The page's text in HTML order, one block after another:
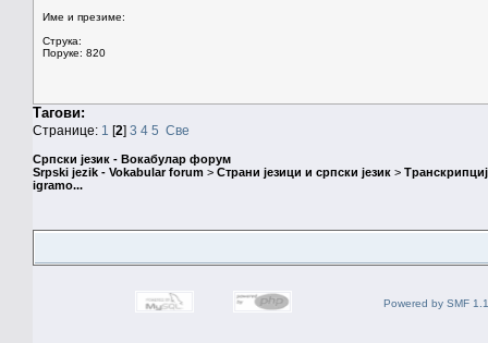
Име и презиме:
Струка:
Поруке: 820
Тагови:
Странице: 1 [2] 3 4 5 Све
Српски језик - Вокабулар форум
Srpski jezik - Vokabular forum > Страни језици и српски језик >
igramo...
Powered by SMF